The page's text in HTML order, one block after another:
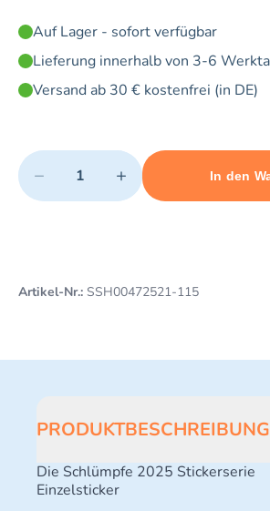
Auf Lager - sofort verfügbar
Lieferung innerhalb von 3-6
Versand ab 30 € kostenfrei (in DE)
Quantity
− +
Minimum quantity: 1 MaximumIn den
Add 1 item to cart
Artikel-Nr.: SSH00472521-115
PRODUKTBESCHREIBUNG
Die Schlümpfe 2025 Stickerserie
Einzelsticker